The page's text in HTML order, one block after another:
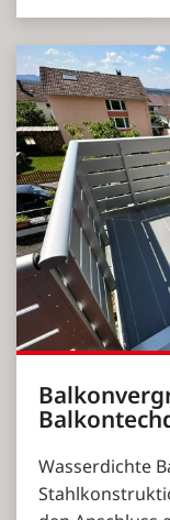
Wasserdichte